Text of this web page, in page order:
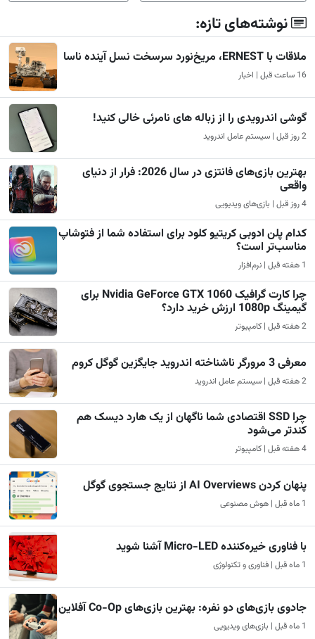
نوشته‌های تازه:
ملاقات با ERNEST، مریخ‌نورد سرسخت نسل آینده ناسا
16 ساعت قبل | اخبار
گوشی اندرویدی را از زباله های نامرئی خالی کنید!
2 روز قبل | سیستم عامل اندروید
بهترین بازی‌های فانتزی در سال 2026: فرار از دنیای
واقعی
4 روز قبل | بازی‌های ویدیویی
کدام پلن ادوبی کریتیو کلود برای استفاده شما از فتوشاپ
مناسب‌تر است؟
1 هفته قبل | نرم‌افزار
چرا کارت گرافیک Nvidia GeForce GTX 1060 برای
گیمینگ 1080p ارزش خرید دارد؟
2 هفته قبل | کامپیوتر
معرفی 3 مرورگر ناشناخته اندروید جایگزین گوگل کروم
2 هفته قبل | سیستم عامل اندروید
چرا SSD اقتصادی شما ناگهان از یک هارد دیسک هم
کندتر می‌شود
4 هفته قبل | کامپیوتر
پنهان کردن AI Overviews از نتایج جستجوی گوگل
1 ماه قبل | هوش مصنوعی
با فناوری خیره‌کننده Micro-LED آشنا شوید
1 ماه قبل | فناوری و تکنولوژی
جادوی بازی‌های دو نفره: بهترین بازی‌های Co-Op آفلاین
1 ماه قبل | بازی‌های ویدیویی